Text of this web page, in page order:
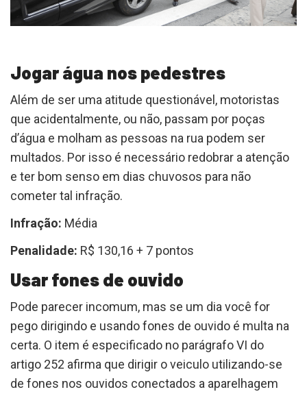
Jogar água nos pedestres
Além de ser uma atitude questionável, motoristas
que acidentalmente, ou não, passam por poças
d’água e molham as pessoas na rua podem ser
multados. Por isso é necessário redobrar a atenção
e ter bom senso em dias chuvosos para não
cometer tal infração.
Infração: Média
Penalidade: R$ 130,16 + 7 pontos
Usar fones de ouvido
Pode parecer incomum, mas se um dia você for
pego dirigindo e usando fones de ouvido é multa na
certa. O item é especificado no parágrafo VI do
artigo 252 afirma que dirigir o veiculo utilizando-se
de fones nos ouvidos conectados a aparelhagem